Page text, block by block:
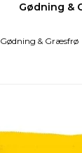
Gødning &
Gødning & Græsfrø